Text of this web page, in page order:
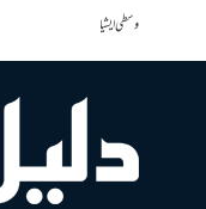
وسطی ایشیا